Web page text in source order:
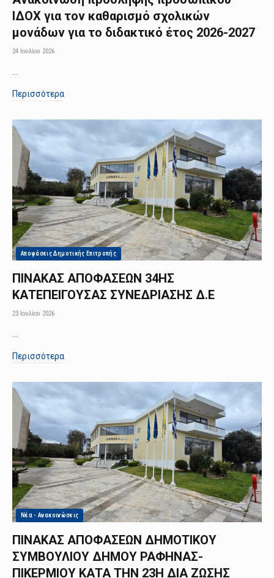
ΙΔΟΧ για τον καθαρισμό σχολικών
μονάδων για το διδακτικό έτος 2026-2027
24 Ιουλίου 2026
Περισσότερα
Αποφάσεις Δημοτικής Επιτροπής
ΠΙΝΑΚΑΣ ΑΠΟΦΑΣΕΩΝ 34ΗΣ
ΚΑΤΕΠΕΙΓΟΥΣΑΣ ΣΥΝΕΔΡΙΑΣΗΣ Δ.Ε
23 Ιουλίου 2026
Περισσότερα
Νέα - Ανακοινώσεις
ΠΙΝΑΚΑΣ ΑΠΟΦΑΣΕΩΝ ΔΗΜΟΤΙΚΟΥ
ΣΥΜΒΟΥΛΙΟY ΔΗΜΟΥ ΡΑΦΗΝΑΣ-
ΠΙΚΕΡΜΙΟΥ ΚΑΤΑ ΤΗΝ 23Η ΔΙΑ ΖΩΣΗΣ